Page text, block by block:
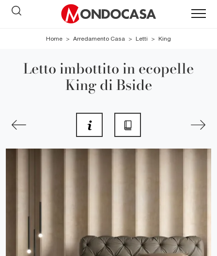
Home > Arredamento Casa > Letti > King
Letto imbottito in ecopelle
King di Bside